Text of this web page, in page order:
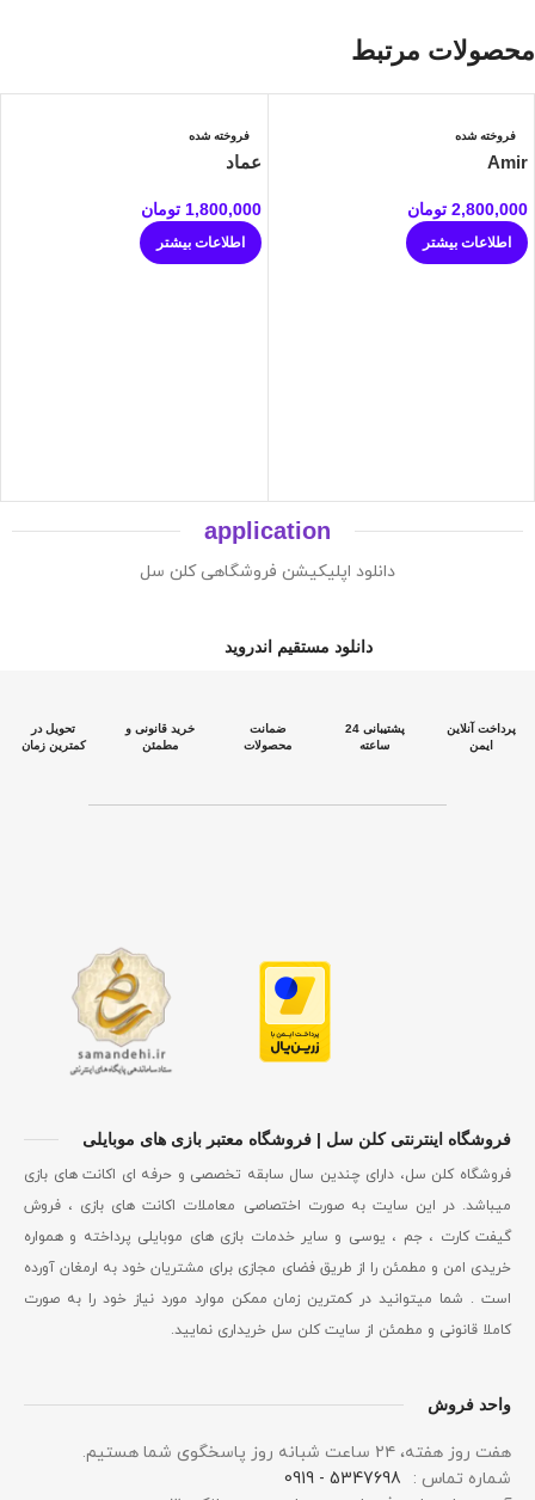
محصولات مرتبط
فروخته شده
Amir
2,800,000 تومان
اطلاعات بیشتر
فروخته شده
عماد
1,800,000 تومان
اطلاعات بیشتر
application
دانلود اپلیکیشن فروشگاهی کلن سل
دانلود مستقیم اندروید
پرداخت آنلاین
ایمن
پشتیبانی 24
ساعته
ضمانت
محصولات
خرید قانونی و
مطمئن
تحویل در
کمترین زمان
فروشگاه اینترنتی کلن سل | فروشگاه معتبر بازی های موبایلی
فروشگاه کلن سل، دارای چندین سال سابقه تخصصی و حرفه ای اکانت های بازی
میباشد. در این سایت به صورت اختصاصی معاملات اکانت های بازی ، فروش
گیفت کارت ، جم ، یوسی و سایر خدمات بازی های موبایلی پرداخته و همواره
خریدی امن و مطمئن را از طریق فضای مجازی برای مشتریان خود به ارمغان آورده
است . شما میتوانید در کمترین زمان ممکن موارد مورد نیاز خود را به صورت
کاملا قانونی و مطمئن از سایت کلن سل خریداری نمایید.
واحد فروش
هفت روز هفته، ۲۴ ساعت شبانه‌ روز پاسخگوی شما هستیم.
شماره تماس :
5347698 - 0919